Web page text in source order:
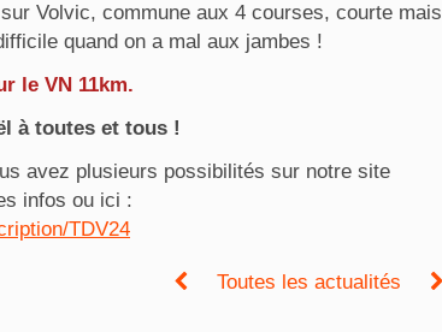
Volvic, commune aux 4 courses, courte mais
quand on a mal aux jambes !
le VN 11km.
à toutes et tous !
avez plusieurs possibilités sur notre site
infos ou ici :
TDV24
Toutes les actualités